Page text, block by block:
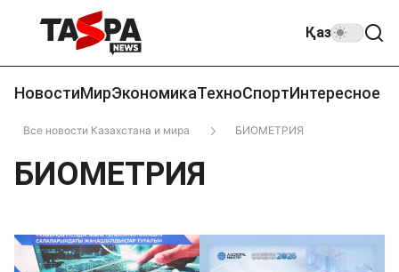
Қаз
НовостиМирЭкономикаТехноСпортИнтересное
Все новости Казахстана и мира БИОМЕТРИЯ
БИОМЕТРИЯ